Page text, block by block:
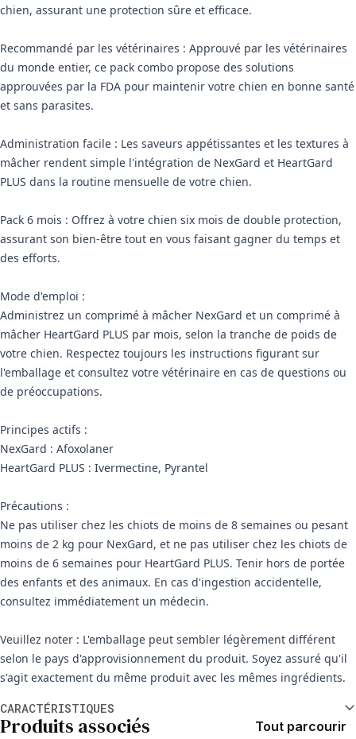
chien, assurant une protection sûre et efficace.
Recommandé par les vétérinaires : Approuvé par les vétérinaires
du monde entier, ce pack combo propose des solutions
approuvées par la FDA pour maintenir votre chien en bonne santé
et sans parasites.
Administration facile : Les saveurs appétissantes et les textures à
mâcher rendent simple l'intégration de NexGard et HeartGard
PLUS dans la routine mensuelle de votre chien.
Pack 6 mois : Offrez à votre chien six mois de double protection,
assurant son bien-être tout en vous faisant gagner du temps et
des efforts.
Mode d'emploi :
Administrez un comprimé à mâcher NexGard et un comprimé à
mâcher HeartGard PLUS par mois, selon la tranche de poids de
votre chien. Respectez toujours les instructions figurant sur
l'emballage et consultez votre vétérinaire en cas de questions ou
de préoccupations.
Principes actifs :
NexGard : Afoxolaner
HeartGard PLUS : Ivermectine, Pyrantel
Précautions :
Ne pas utiliser chez les chiots de moins de 8 semaines ou pesant
moins de 2 kg pour NexGard, et ne pas utiliser chez les chiots de
moins de 6 semaines pour HeartGard PLUS. Tenir hors de portée
des enfants et des animaux. En cas d'ingestion accidentelle,
consultez immédiatement un médecin.
Veuillez noter : L'emballage peut sembler légèrement différent
selon le pays d'approvisionnement du produit. Soyez assuré qu'il
s'agit exactement du même produit avec les mêmes ingrédients.
CARACTÉRISTIQUES
Produits associés Tout parcourir